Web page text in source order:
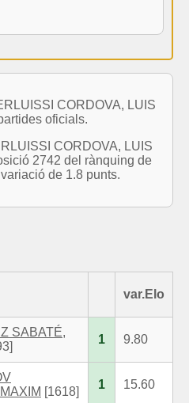
CORDOVA, LUIS
oficials.
CORDOVA, LUIS
2742 del rànquing de
de 1.8 punts.
var.Elo
SABATÉ,
1 9.80
[1618]
1 15.60